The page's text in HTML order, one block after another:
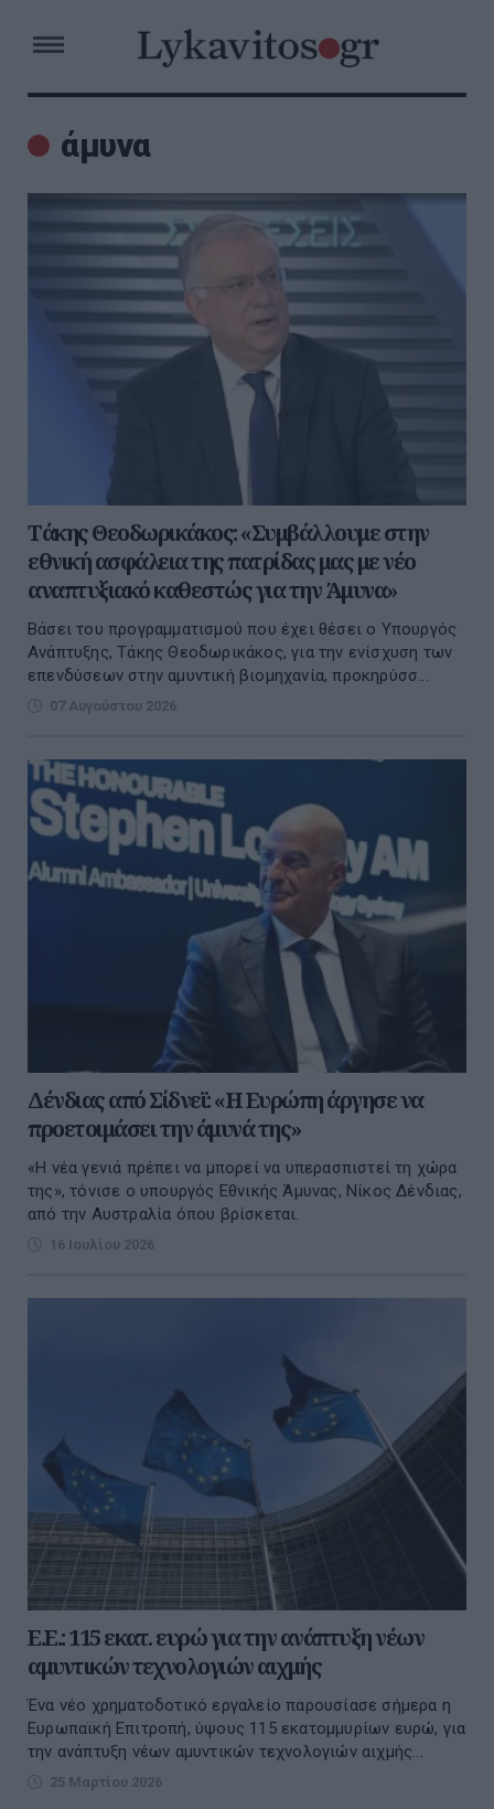
άμυνα
Τάκης Θεοδωρικάκος: «Συμβάλλουμε στην
εθνική ασφάλεια της πατρίδας μας με νέο
αναπτυξιακό καθεστώς για την Άμυνα»
Βάσει του προγραμματισμού που έχει θέσει ο Υπουργός
Ανάπτυξης, Τάκης Θεοδωρικάκος, για την ενίσχυση των
επενδύσεων στην αμυντική βιομηχανία, προκηρύσσ...
07 Αυγούστου 2026
Δένδιας από Σίδνεϊ: «Η Ευρώπη άργησε να
προετοιμάσει την άμυνά της»
«Η νέα γενιά πρέπει να μπορεί να υπερασπιστεί τη χώρα
της», τόνισε ο υπουργός Εθνικής Άμυνας, Νίκος Δένδιας,
από την Αυστραλία όπου βρίσκεται.
16 Ιουλίου 2026
Ε.Ε.: 115 εκατ. ευρώ για την ανάπτυξη νέων
αμυντικών τεχνολογιών αιχμής
Ένα νέο χρηματοδοτικό εργαλείο παρουσίασε σήμερα η
Ευρωπαϊκή Επιτροπή, ύψους 115 εκατομμυρίων ευρώ, για
την ανάπτυξη νέων αμυντικών τεχνολογιών αιχμής...
25 Μαρτίου 2026